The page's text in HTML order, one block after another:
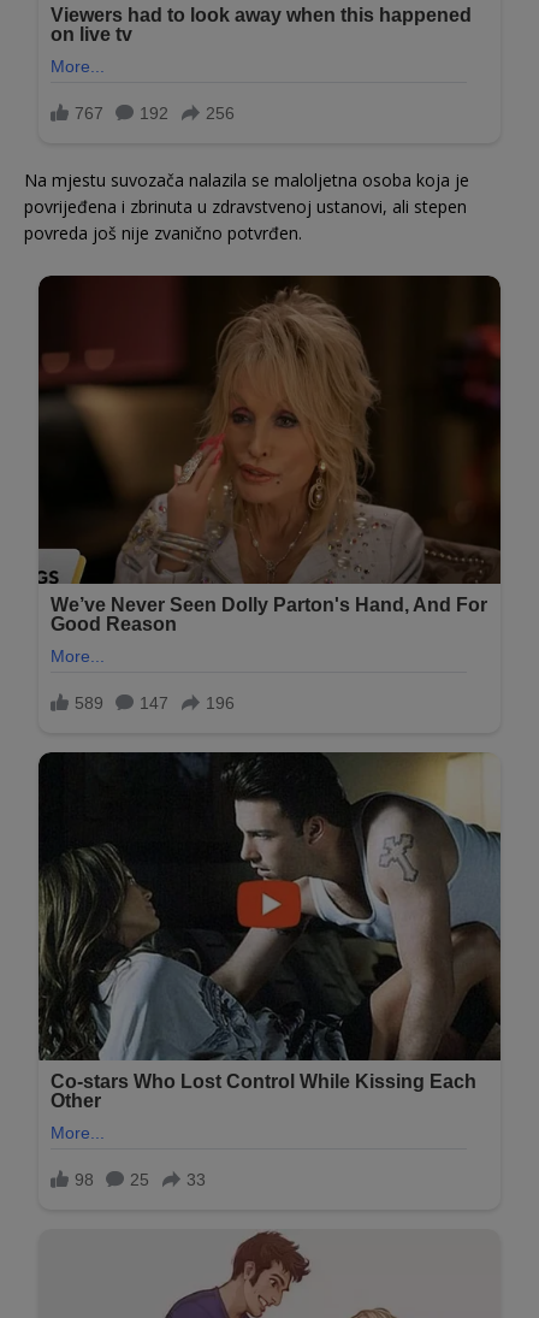
Na mjestu suvozača nalazila se maloljetna osoba koja je
povrijeđena i zbrinuta u zdravstvenoj ustanovi, ali stepen
povreda još nije zvanično potvrđen.